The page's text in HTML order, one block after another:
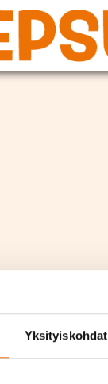
Yksityiskohdat